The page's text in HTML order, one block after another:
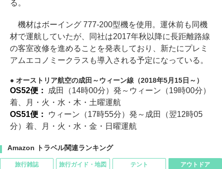
る。
機材はボーイング 777-200型機を使用。運休前も同機
材で運航していたが、同社は2017年秋以降に長距離路線
の客室改修を進めることを発表しており、新たにプレミ
アムエコノミークラスも導入される予定になっている。
オーストリア航空の成田～ウィーン線（2018年5月15日～）
OS52便：
成田（14時00分）発～ウィーン（19時00分）
着、月・火・水・木・土曜運航
OS51便：
ウィーン（17時55分）発～成田（翌12時05
分）着、月・火・水・金・日曜運航
Amazon トラベル関連ランキング
旅行雑誌 旅行ガイド・地図 テント アウトドア